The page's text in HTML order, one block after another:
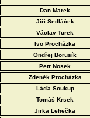
Dan Marek
Jiří Sedláček
Václav Turek
Ivo Procházka
Ondřej Borusík
Petr Nosek
Zdeněk Procházka
Láďa Soukup
Tomáš Krsek
Jirka Lehečka